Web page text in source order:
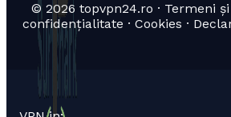
© 2026 topvpn24.ro · Termeni
confidențialitate · Cookies ·